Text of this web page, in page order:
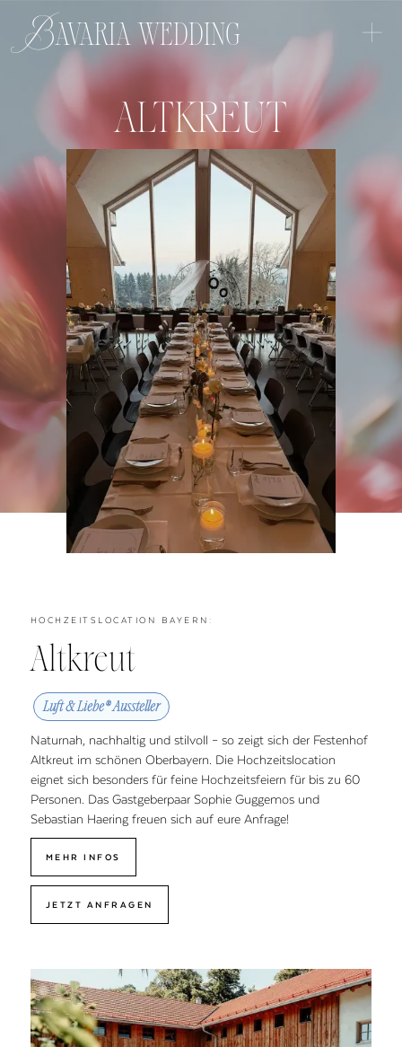
Bavaria wedding +
ALTKREUT
HOCHZEITSLOCATION BAYERN:
Altkreut
Luft & Liebe® Aussteller
Naturnah, nachhaltig und stilvoll – so zeigt sich der Festenhof
Altkreut im schönen Oberbayern. Die Hochzeitslocation
eignet sich besonders für feine Hochzeitsfeiern für bis zu 60
Personen. Das Gastgeberpaar Sophie Guggemos und
Sebastian Haering freuen sich auf eure Anfrage!
MEHR INFOS
JETZT ANFRAGEN